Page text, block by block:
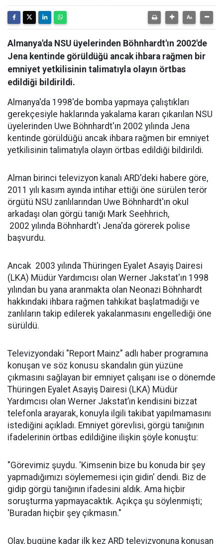
Almanya'da NSU üyelerinden Böhnhardt'ın 2002'de
Jena kentinde görüldüğü ancak ihbara rağmen bir
emniyet yetkilisinin talimatıyla olayın örtbas
edildiği bildirildi.
Almanya'da 1998'de bomba yapmaya çalıştıkları
gerekçesiyle haklarında yakalama kararı çıkarılan NSU
üyelerinden Uwe Böhnhardt'ın 2002 yılında Jena
kentinde görüldüğü ancak ihbara rağmen bir emniyet
yetkilisinin talimatıyla olayın örtbas edildiği bildirildi.
Alman birinci televizyon kanalı ARD'deki habere göre,
2011 yılı kasım ayında intihar ettiği öne sürülen terör
örgütü NSU zanlılarından Uwe Böhnhardt'ın okul
arkadaşı olan görgü tanığı Mark Seehhrich,
2002 yılında Böhnhardt'ı Jena'da görerek polise
başvurdu.
Ancak 2003 yılında Thüringen Eyalet Asayiş Dairesi
(LKA) Müdür Yardımcısı olan Werner Jakstat'ın 1998
yılından bu yana aranmakta olan Neonazi Böhnhardt
hakkındaki ihbara rağmen tahkikat başlatmadığı ve
zanlıların takip edilerek yakalanmasını engellediği öne
sürüldü.
Televizyondaki "Report Mainz" adlı haber programına
konuşan ve söz konusu skandalın gün yüzüne
çıkmasını sağlayan bir emniyet çalışanı ise o dönemde
Thüringen Eyalet Asayiş Dairesi (LKA) Müdür
Yardımcısı olan Werner Jakstat’ın kendisini bizzat
telefonla arayarak, konuyla ilgili takibat yapılmamasını
istediğini açıkladı. Emniyet görevlisi, görgü tanığının
ifadelerinin örtbas edildiğine ilişkin şöyle konuştu:
"Görevimiz şuydu. 'Kimsenin bize bu konuda bir şey
yapmadığımızı söylememesi için gidin' dendi. Biz de
gidip görgü tanığının ifadesini aldık. Ama hiçbir
soruşturma yapmayacaktık. Açıkça şu söylenmişti;
'Buradan hiçbir şey çıkmasın."
Olay, bugüne kadar ilk kez ARD televizyonuna konuşan